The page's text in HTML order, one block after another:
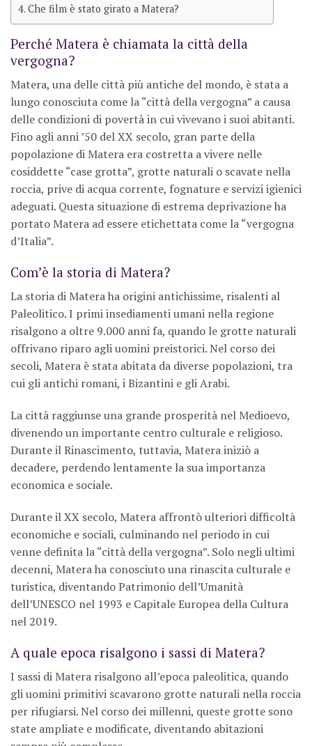
Che film è stato girato a Matera?
Perché Matera è chiamata la città della
vergogna?
Matera, una delle città più antiche del mondo, è stata a
lungo conosciuta come la “città della vergogna” a causa
delle condizioni di povertà in cui vivevano i suoi abitanti.
Fino agli anni ’50 del XX secolo, gran parte della
popolazione di Matera era costretta a vivere nelle
cosiddette “case grotta”, grotte naturali o scavate nella
roccia, prive di acqua corrente, fognature e servizi igienici
adeguati. Questa situazione di estrema deprivazione ha
portato Matera ad essere etichettata come la “vergogna
d’Italia”.
Com’è la storia di Matera?
La storia di Matera ha origini antichissime, risalenti al
Paleolitico. I primi insediamenti umani nella regione
risalgono a oltre 9.000 anni fa, quando le grotte naturali
offrivano riparo agli uomini preistorici. Nel corso dei
secoli, Matera è stata abitata da diverse popolazioni, tra
cui gli antichi romani, i Bizantini e gli Arabi.
La città raggiunse una grande prosperità nel Medioevo,
divenendo un importante centro culturale e religioso.
Durante il Rinascimento, tuttavia, Matera iniziò a
decadere, perdendo lentamente la sua importanza
economica e sociale.
Durante il XX secolo, Matera affrontò ulteriori difficoltà
economiche e sociali, culminando nel periodo in cui
venne definita la “città della vergogna”. Solo negli ultimi
decenni, Matera ha conosciuto una rinascita culturale e
turistica, diventando Patrimonio dell’Umanità
dell’UNESCO nel 1993 e Capitale Europea della Cultura
nel 2019.
A quale epoca risalgono i sassi di Matera?
I sassi di Matera risalgono all’epoca paleolitica, quando
gli uomini primitivi scavarono grotte naturali nella roccia
per rifugiarsi. Nel corso dei millenni, queste grotte sono
state ampliate e modificate, diventando abitazioni